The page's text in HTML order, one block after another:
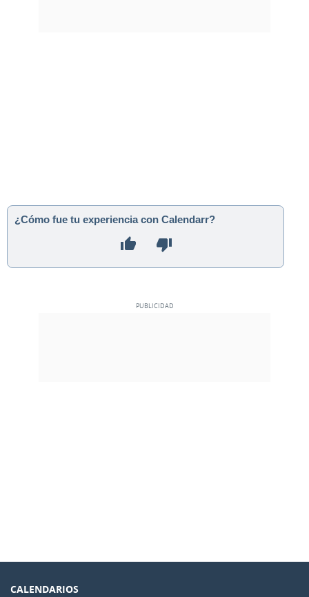
¿Cómo fue tu experiencia con Calendarr?
CALENDARIOS